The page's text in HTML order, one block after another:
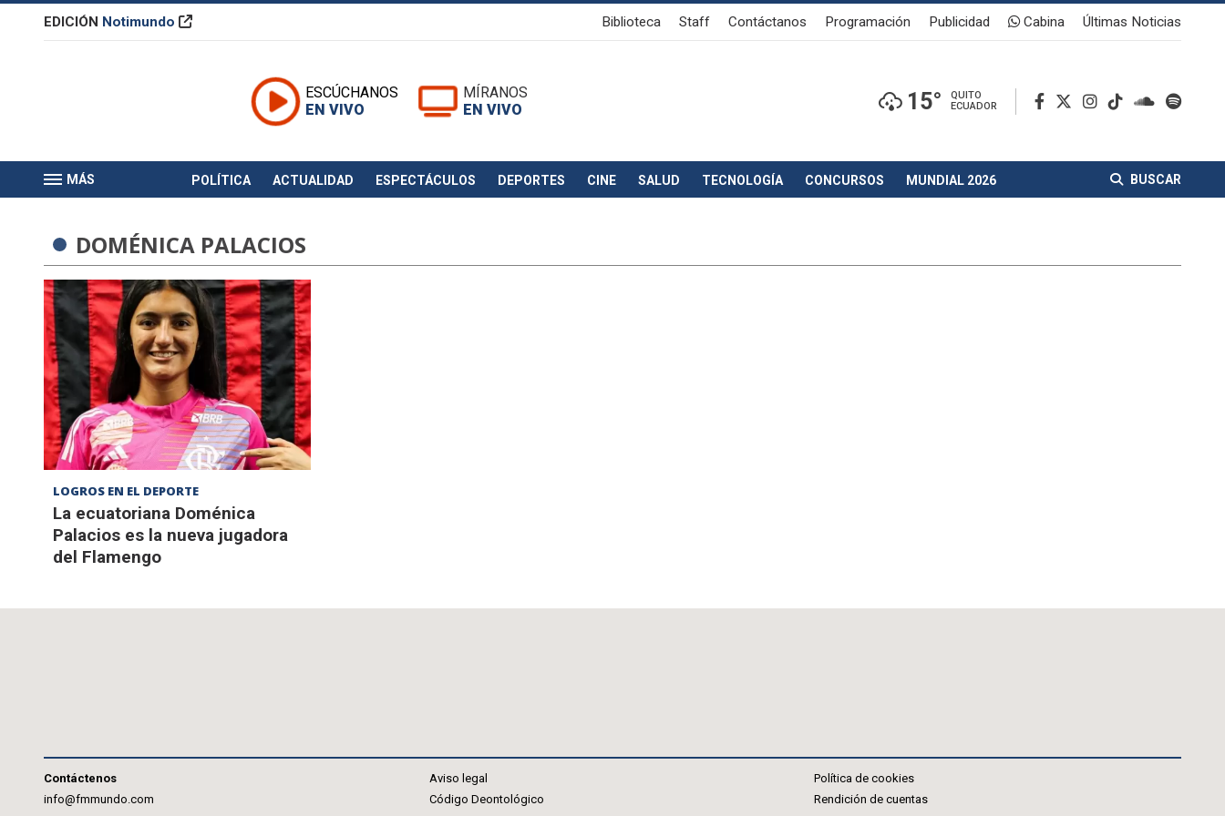
EDICIÓN Notimundo Biblioteca Staff Contáctanos Programación Publicidad Cabina Últimas Noticias
ESCÚCHANOS
EN VIVO
MÍRANOS
EN VIVO
15°
QUITO
ECUADOR
MÁS POLÍTICA ACTUALIDAD ESPECTÁCULOS DEPORTES CINE SALUD TECNOLOGÍA CONCURSOS MUNDIAL 2026 BUSCAR
DOMÉNICA PALACIOS
LOGROS EN EL DEPORTE
La ecuatoriana Doménica
Palacios es la nueva jugadora
del Flamengo
Contáctenos
info@fmmundo.com
Aviso legal
Código Deontológico
Política de cookies
Rendición de cuentas